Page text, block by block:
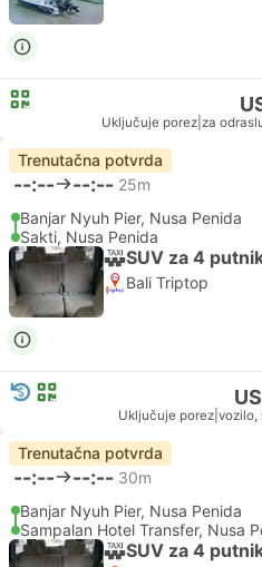
Uključuje porez za
Trenutačna potvrda
--:-- --:-- 25m
Banjar Nyuh Pier, Nusa Penida
Sakti, Nusa Penida
SUV za 4
Bali Triptop
Uključuje porez vozilo,
Trenutačna potvrda
--:-- --:-- 30m
Banjar Nyuh Pier, Nusa Penida
Sampalan Hotel Transfer, Nusa
SUV za 4